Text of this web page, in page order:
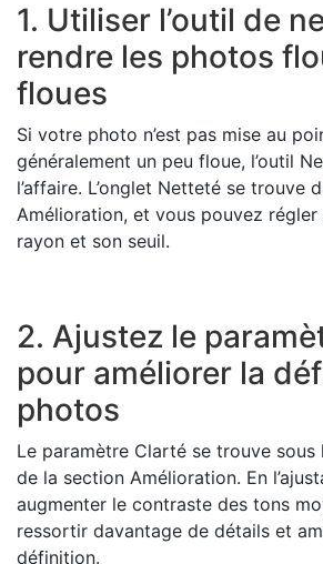
1. Utiliser l’outil de
rendre les photos
floues
Si votre photo n’est pas mise au
généralement un peu floue, l’outil
l’affaire. L’onglet Netteté se trouve
Amélioration, et vous pouvez régler
rayon et son seuil.
2. Ajustez le
pour améliorer la
photos
Le paramètre Clarté se trouve sous
de la section Amélioration. En
augmenter le contraste des tons
ressortir davantage de détails et
définition.